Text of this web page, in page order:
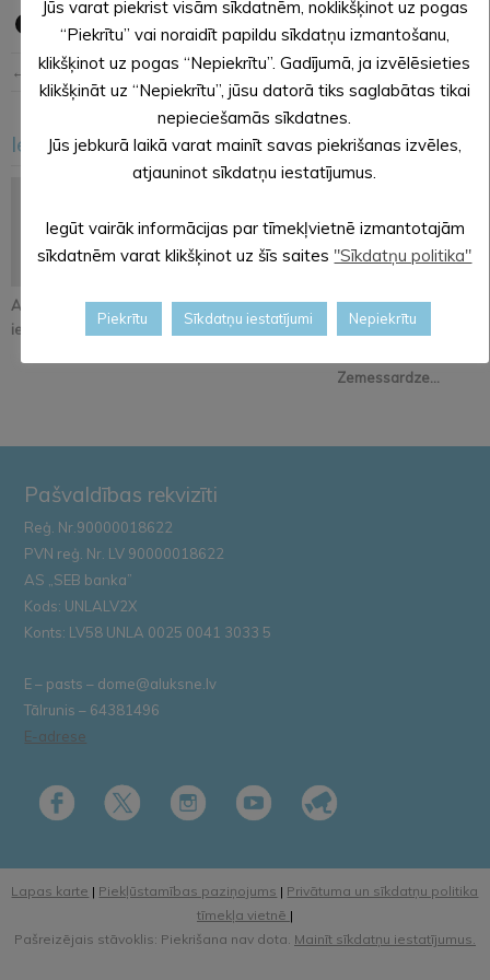
← Iepriekšējā ziņa Nākošā ziņa →
Iesakām arī šo
Atjaunos Melleņkalna
ielas segumu
Pastāsti savas domas
par Kopienu svētku
Alūksnē notiks
orientēšanās
Zemessardze...
<
Pašvaldības rekvizīti
Reģ. Nr.90000018622
PVN reģ. Nr. LV 90000018622
AS „SEB banka”
Kods: UNLALV2X
Konts: LV58 UNLA 0025 0041 3033 5
E – pasts – dome@aluksne.lv
Tālrunis – 64381496
E-adrese
Lapas karte | Piekļūstamības paziņojums | Privātuma un sīkdatņu politika
tīmekļa vietnē |
Pašreizējais stāvoklis: Piekrišana nav dota. Mainīt sīkdatņu iestatījumus.
Jūs varat piekrist visām sīkdatnēm, noklikšķinot uz pogas
“Piekrītu” vai noraidīt papildu sīkdatņu izmantošanu,
klikšķinot uz pogas “Nepiekrītu”. Gadījumā, ja izvēlēsieties
klikšķināt uz “Nepiekrītu”, jūsu datorā tiks saglabātas tikai
nepieciešamās sīkdatnes.
Jūs jebkurā laikā varat mainīt savas piekrišanas izvēles,
atjauninot sīkdatņu iestatījumus.
Iegūt vairāk informācijas par tīmekļvietnē izmantotajām
sīkdatnēm varat klikšķinot uz šīs saites "Sīkdatņu politika"
Piekrītu Sīkdatņu iestatījumi Nepiekrītu